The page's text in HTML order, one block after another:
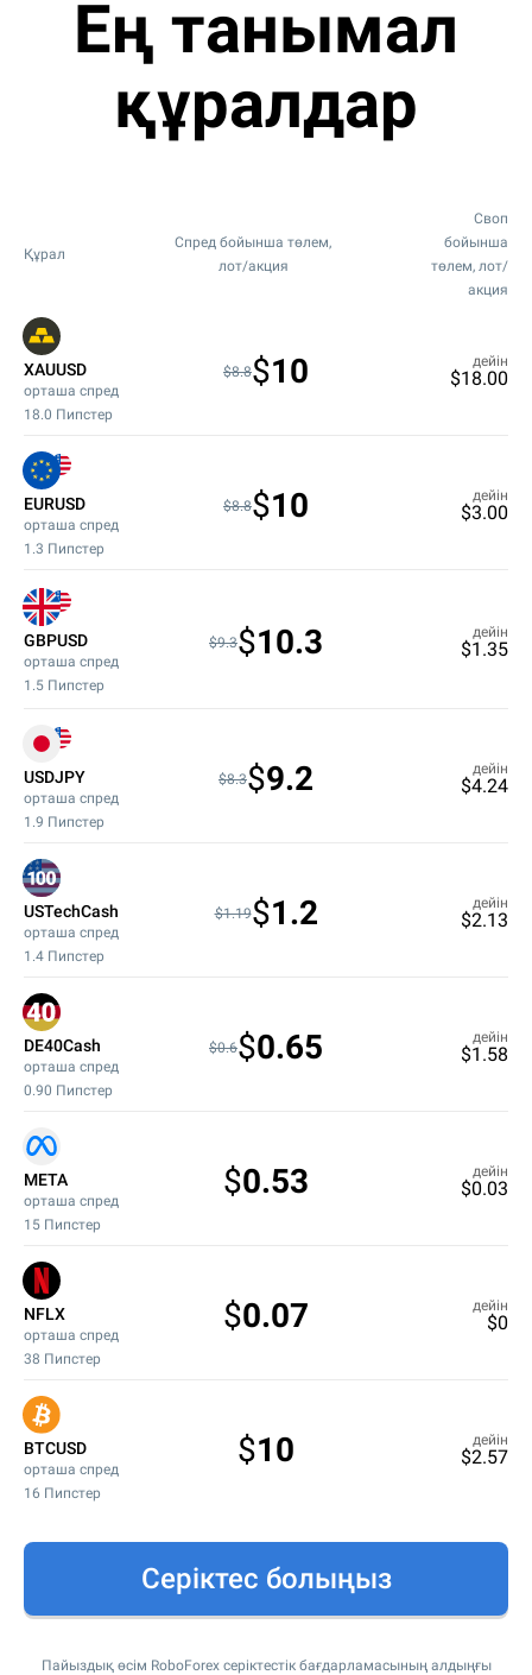
Ең танымал
құралдар
Құрал
Спред бойынша төлем,
лот/акция
Своп
бойынша
төлем, лот/
акция
XAUUSD
орташа спред
18.0 Пипстер
$8.8$10 дейін
$18.00
EURUSD
орташа спред
1.3 Пипстер
$8.8$10 дейін
$3.00
GBPUSD
орташа спред
1.5 Пипстер
$9.3$10.3 дейін
$1.35
USDJPY
орташа спред
1.9 Пипстер
$8.3$9.2 дейін
$4.24
USTechCash
орташа спред
1.4 Пипстер
$1.19$1.2 дейін
$2.13
DE40Cash
орташа спред
0.90 Пипстер
$0.6$0.65 дейін
$1.58
META
орташа спред
15 Пипстер
$0.53 дейін
$0.03
NFLX
орташа спред
38 Пипстер
$0.07 дейін
$0
BTCUSD
орташа спред
16 Пипстер
$10 дейін
$2.57
Серіктес болыңыз
Пайыздық өсім RoboForex серіктестік бағдарламасының алдыңғы